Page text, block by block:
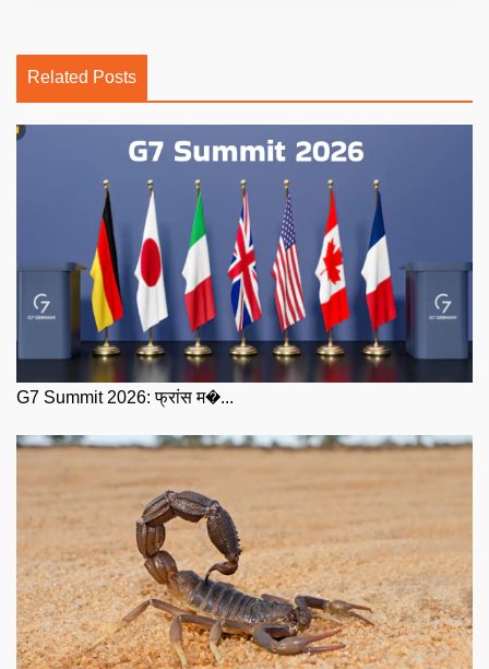
Related Posts
G7 Summit 2026: फ्रांस म�...